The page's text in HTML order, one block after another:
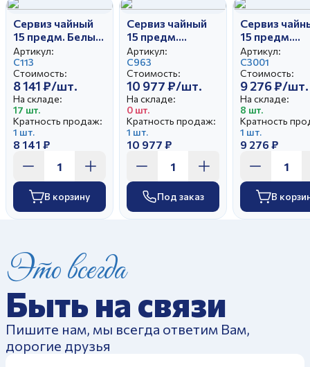
Сервиз чайный
15 предм. Белый
лебедь Весенний
Артикул:
С113
Стоимость:
8 141 ₽/шт.
На складе:
17 шт.
Кратность продаж:
1 шт.
8 141 ₽
В корзину
Сервиз чайный
15 предм.
Тюльпан Флора
Артикул:
С963
Стоимость:
10 977 ₽/шт.
На складе:
0 шт.
Кратность продаж:
1 шт.
10 977 ₽
Под заказ
Сервиз
15 предм.
Тюльпан
Золотая
Артикул:
С3001
Стоимость:
9 276 ₽/шт.
На складе:
8 шт.
Кратность
1 шт.
9 276 ₽
В
Это всегда
Быть на связи
Пишите нам, мы всегда ответим Вам,
дорогие друзья